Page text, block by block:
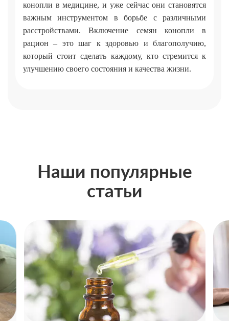
конопли в медицине, и уже сейчас они становятся
важным инструментом в борьбе с различными
расстройствами. Включение семян конопли в
рацион – это шаг к здоровью и благополучию,
который стоит сделать каждому, кто стремится к
улучшению своего состояния и качества жизни.
Наши популярные
статьи